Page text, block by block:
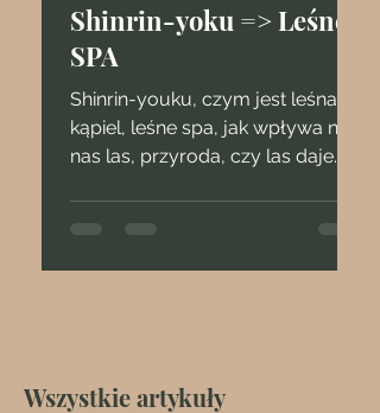
Shinrin-yoku => Leśne
SPA
Shinrin-youku, czym jest leśna
kąpiel, leśne spa, jak wpływa na
nas las, przyroda, czy las daje
Wszystkie artykuły